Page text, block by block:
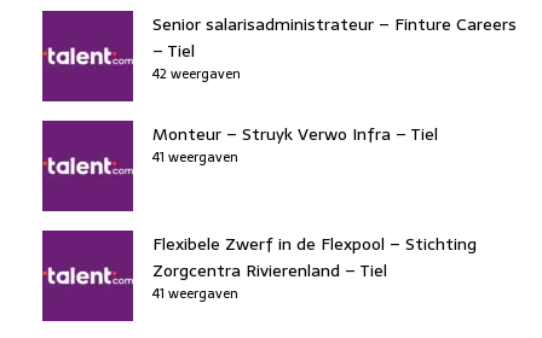
Senior salarisadministrateur – Finture Careers
– Tiel
42 weergaven
Monteur – Struyk Verwo Infra – Tiel
41 weergaven
Flexibele Zwerf in de Flexpool – Stichting
Zorgcentra Rivierenland – Tiel
41 weergaven